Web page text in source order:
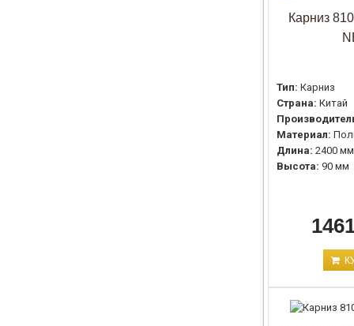
Карниз
Тип: Карниз
Страна: Китай
Материал:
Длина: 2400 мм
Высота: 90 мм